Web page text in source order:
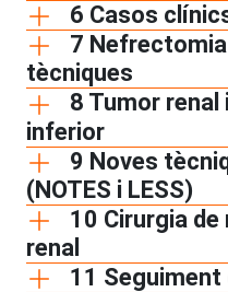
6 Casos
7
tècniques
8 Tumor renal
inferior
9 Noves
(NOTES i LESS)
10 Cirurgia
renal
11 Seguiment